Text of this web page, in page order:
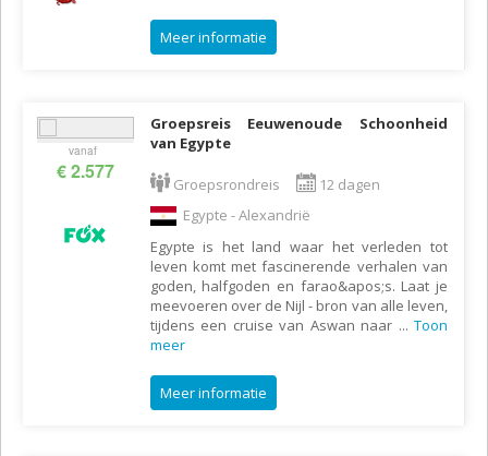
Meer informatie
vanaf
€ 2.577
Groepsreis Eeuwenoude Schoonheid
van Egypte
Groepsrondreis
12 dagen
Egypte - Alexandrië
Egypte is het land waar het verleden tot
leven komt met fascinerende verhalen van
goden, halfgoden en farao&apos;s. Laat je
meevoeren over de Nijl - bron van alle leven,
tijdens een cruise van Aswan naar ... Toon
meer
Meer informatie